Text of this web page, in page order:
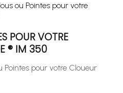
ou Pointes pour votre
POUR VOTRE
® IM 350
Pointes pour votre Cloueur